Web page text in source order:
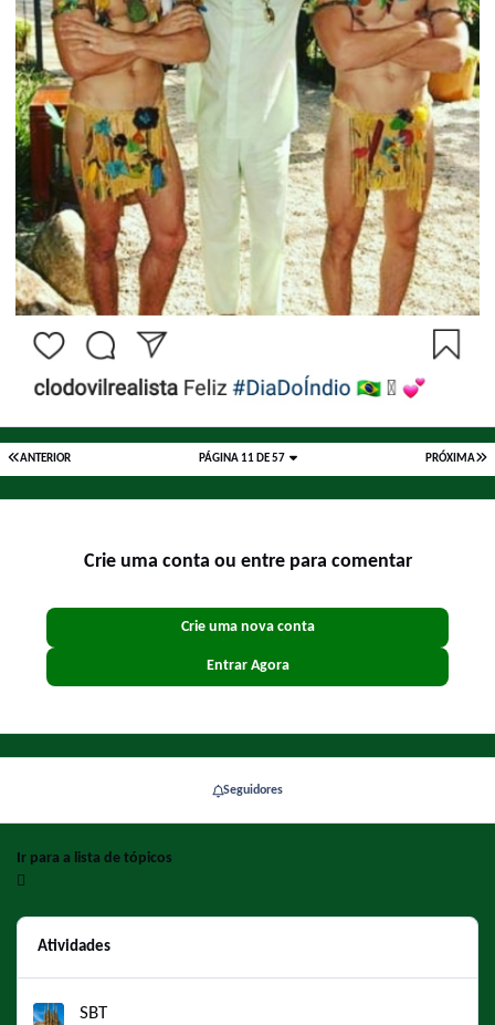
ANTERIOR PRÓXIMA
PÁGINA 11 DE 57
Crie uma conta ou entre para comentar
Crie uma nova conta
Entrar Agora
Seguidores
Ir para a lista de tópicos
Atividades
SBT